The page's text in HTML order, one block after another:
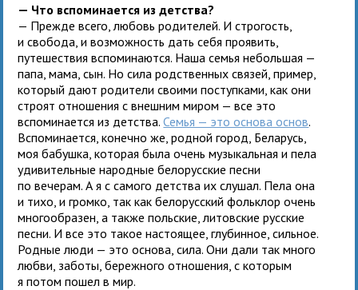
— Что вспоминается из детства?
— Прежде всего, любовь родителей. И строгость,
и свобода, и возможность дать себя проявить,
путешествия вспоминаются. Наша семья небольшая —
папа, мама, сын. Но сила родственных связей, пример,
который дают родители своими поступками, как они
строят отношения с внешним миром — все это
вспоминается из детства.Семья — это основа основ.
Вспоминается, конечно же, родной город, Беларусь,
моя бабушка, которая была очень музыкальная и пела
удивительные народные белорусские песни
по вечерам. А я с самого детства их слушал. Пела она
и тихо, и громко, так как белорусский фольклор очень
многообразен, а также польские, литовские русские
песни. И все это такое настоящее, глубинное, сильное.
Родные люди — это основа, сила. Они дали так много
любви, заботы, бережного отношения, с которым
я потом пошел в мир.